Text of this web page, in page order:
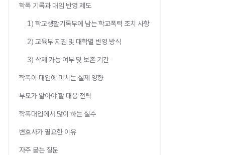
학폭 기록과 대입 반영 제도
1) 학교생활기록부에 남는 학교폭력 조치 사항
2) 교육부 지침 및 대학별 반영 방식
3) 삭제 가능 여부 및 보존 기간
학폭이 대입에 미치는 실제 영향
부모가 알아야 할 대응 전략
학폭대입에서 많이 하는 실수
변호사가 필요한 이유
자주 묻는 질문